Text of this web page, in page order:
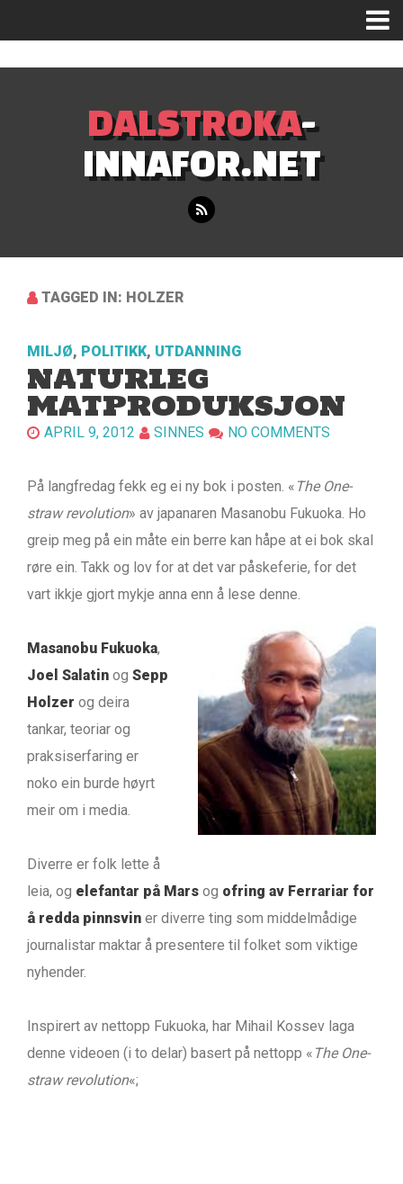
DALSTROKA-
INNAFOR.NET
TAGGED IN: HOLZER
MILJØ, POLITIKK, UTDANNING
NATURLEG
MATPRODUKSJON
APRIL 9, 2012 SINNES NO COMMENTS
På langfredag fekk eg ei ny bok i posten. « The One-
straw revolution» av japanaren Masanobu Fukuoka. Ho
greip meg på ein måte ein berre kan håpe at ei bok skal
røre ein. Takk og lov for at det var påskeferie, for det
vart ikkje gjort mykje anna enn å lese denne.
Masanobu Fukuoka,
Joel Salatin og Sepp
Holzer og deira
tankar, teoriar og
praksiserfaring er
noko ein burde høyrt
meir om i media.
Diverre er folk lette å
leia, og elefantar på Mars og ofring av Ferrariar for
å redda pinnsvin er diverre ting som middelmådige
journalistar maktar å presentere til folket som viktige
nyhender.
Inspirert av nettopp Fukuoka, har Mihail Kossev laga
denne videoen (i to delar) basert på nettopp « The One-
straw revolution«;